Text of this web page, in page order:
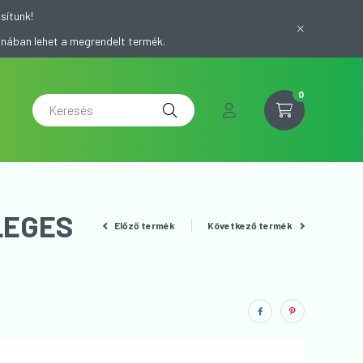
lehet a megrendelt termék.
0
Előző termék Következő termék